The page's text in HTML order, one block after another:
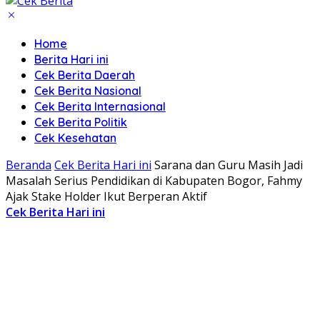
Home
Berita Hari ini
Cek Berita Daerah
Cek Berita Nasional
Cek Berita Internasional
Cek Berita Politik
Cek Kesehatan
Beranda Cek Berita Hari ini Sarana dan Guru Masih Jadi
Masalah Serius Pendidikan di Kabupaten Bogor, Fahmy
Ajak Stake Holder Ikut Berperan Aktif
Cek Berita Hari ini